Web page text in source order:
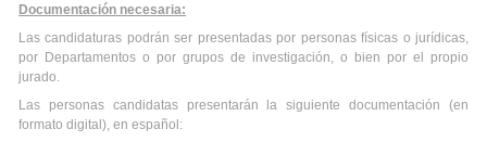
Documentación necesaria:
Las candidaturas podrán ser presentadas por personas físicas o jurídicas,
por Departamentos o por grupos de investigación, o bien por el propio
jurado.
Las personas candidatas presentarán la siguiente documentación (en
formato digital), en español: